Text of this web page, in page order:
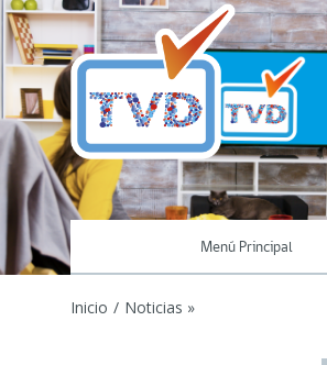
Menú Principal
Inicio / Noticias »